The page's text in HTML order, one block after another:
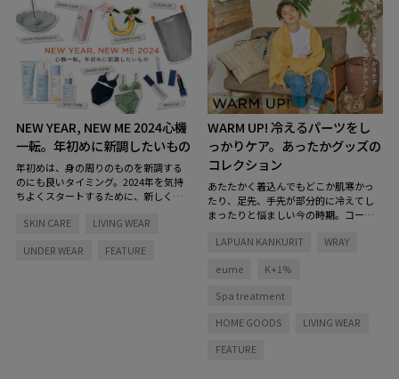
NEW YEAR, NEW ME 2024心機
一転。年初めに新調したいもの
年初めは、身の周りのものを新調する
のにも良いタイミング。2024年を気持
ちよくスタートするために、新しく迎
新年をきっかけに生活や美容を見直し
しょう？
SKIN CARE LIVING WEAR
UNDER WEAR FEATURE
WARM UP!冷えるパーツをし
っかりケア。あったかグッズの
コレクション
あたたかく着込んでもどこか肌寒かっ
たり、足先、手先が部分的に冷えてし
まったりと悩ましい今の時期。コーデ
あったかグッズを取り入れてみません
ネックウォーマーなど全身まであたた
ご紹介します。
LAPUAN KANKURIT WRAY
eume K+1%
Spa treatment
HOME GOODS LIVING WEAR
FEATURE